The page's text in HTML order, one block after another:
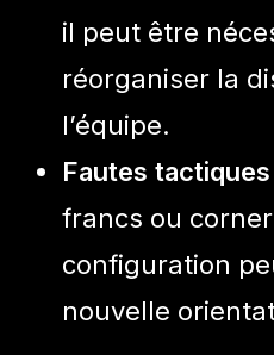
il peut être
réorganiser la
l’équipe.
Fautes tactiques
francs ou
configuration
nouvelle